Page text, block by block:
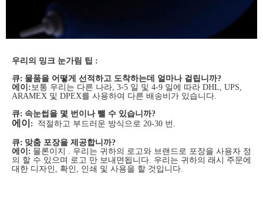
우리의 밍크 눈가림 팁 :
큐: 물품을 어떻게 선적하고 도착하는데 얼마나 걸립니까?
에이:보통 우리는 다른 나라, 3-5 일 및 4-9 일에 따라 DHL, UPS,
ARAMEX 및 DPEX를 사용하여 다른 배송비가 있습니다.
큐: 속눈썹을 몇 번이나 뺄 수 있습니까?
에이 : 적절하고 부드러운 방식으로 20-30 번.
큐: 맞춤 포장을 제공합니까?
에이 : 물론이지 . 우리는 귀하의 로고와 브랜드로 포장을 사용자 정
의 할 수 있으며 로고 만 보내면됩니다. 우리는 귀하의 래시 주문에
대한 디자인, 확인, 인쇄 및 사용을 할 것입니다.